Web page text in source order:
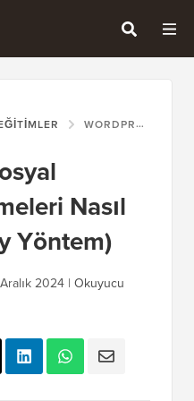
WORDPRESS'E SOSYAL PAYLAŞIM DÜĞMELERI NASIL EKLENIR (4 KOLAY YÖNTEM)
Nasıl
Yöntem)
Aralık 2024 | Okuyucu